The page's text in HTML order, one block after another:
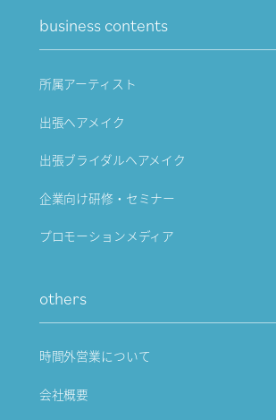
business contents
所属アーティスト
出張ヘアメイク
出張ブライダルヘアメイク
企業向け研修・セミナー
プロモーションメディア
others
時間外営業について
会社概要